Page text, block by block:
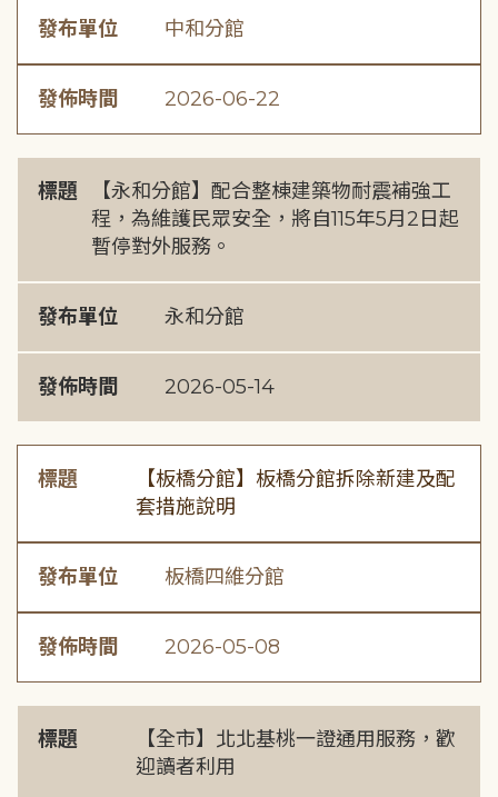
發布單位 中和分館
發佈時間 2026-06-22
標題
【永和分館】配合整棟建築物耐震補強工
程，為維護民眾安全，將自115年5月2日起
暫停對外服務。
發布單位 永和分館
發佈時間 2026-05-14
標題
【板橋分館】板橋分館拆除新建及配
套措施說明
發布單位 板橋四維分館
發佈時間 2026-05-08
標題
【全市】北北基桃一證通用服務，歡
迎讀者利用